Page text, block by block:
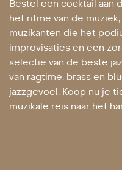
Bestel een cocktail aan
het ritme van de
muzikanten die het
improvisaties en een
selectie van de beste
van ragtime, brass en
jazzgevoel. Koop nu je
muzikale reis naar het